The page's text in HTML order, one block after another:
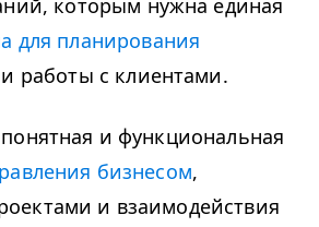
которым нужна единая
для планирования
и работы с клиентами.
и функциональная
бизнесом,
и взаимодействия